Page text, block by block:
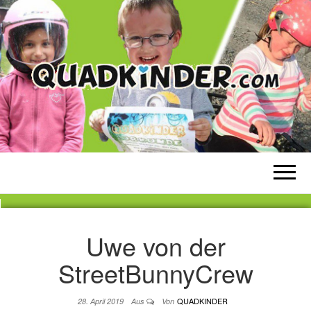
Weil Kinderaugen strahlen sollen!
Uwe von der
StreetBunnyCrew
28. April 2019 Aus Von QUADKINDER